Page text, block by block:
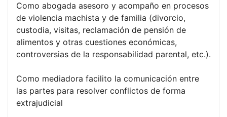
Como abogada asesoro y acompaño en procesos
de violencia machista y de familia (divorcio,
custodia, visitas, reclamación de pensión de
alimentos y otras cuestiones económicas,
controversias de la responsabilidad parental, etc.).
Como mediadora facilito la comunicación entre
las partes para resolver conflictos de forma
extrajudicial